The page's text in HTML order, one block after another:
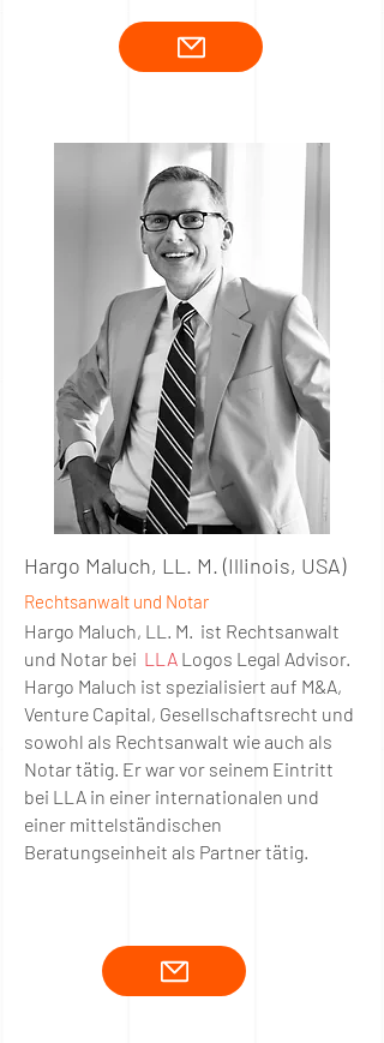
Hargo Maluch, LL. M. (Illinois, USA)
Rechtsanwalt und Notar
Hargo Maluch, LL. M. ist Rechtsanwalt
und Notar bei LLA Logos Legal Advisor.
Hargo Maluch ist spezialisiert auf M&A,
Venture Capital, Gesellschaftsrecht und
sowohl als Rechtsanwalt wie auch als
Notar tätig. Er war vor seinem Eintritt
bei LLA in einer internationalen und
einer mittelständischen
Beratungseinheit als Partner tätig.